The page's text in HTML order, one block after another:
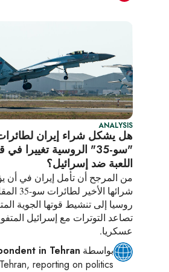
ANALYSIS
هل يشكل شراء إيران
"سو-35" الروسية تغييرا
اللعبة ضد إسرائيل؟
من المرجح أن تأمل إيران في أن
شرائها
روسيا إلى تنشيط قوتها الجوية
تصاعد التوترات مع إسرائيل
عسكريا.
بواسطة in Tehran
Tehran, reporting on politics